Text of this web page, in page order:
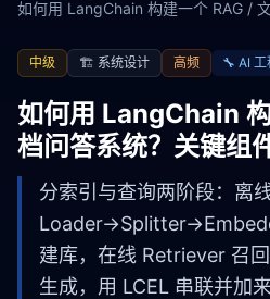
如何用 LangChain 构建一个 RAG /
中级 🏗️ 系统设计 高频 🔧 AI 工
如何用 LangChain
档问答系统？关键组
分索引与查询两阶段：离
建库，在线 Retriever 召
生成，用 LCEL 串联并加